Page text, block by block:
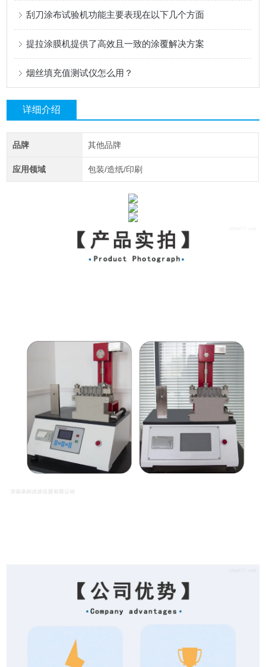
刮刀涂布试验机功能主要表现在以下几个方面
提拉涂膜机提供了高效且一致的涂覆解决方案
烟丝填充值测试仪怎么用？
详细介绍
品牌 其他品牌
应用领域 包装/造纸/印刷